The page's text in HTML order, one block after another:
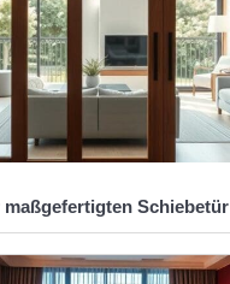
maßgefertigten Schiebetür